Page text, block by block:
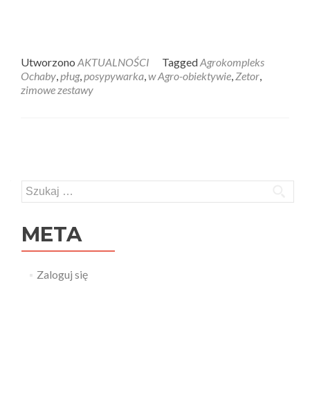
Utworzono AKTUALNOŚCI TaggedAgrokompleks
Ochaby,pług,posypywarka,w Agro-obiektywie, Zetor,
zimowe zestawy
Szukaj:
META
Zaloguj się